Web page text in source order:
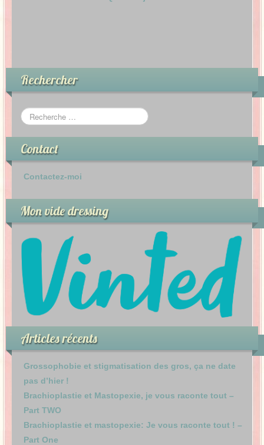
Rechercher
Contact
Contactez-moi
Mon vide dressing
Articles récents
Grossophobie et stigmatisation des gros, ça ne date
pas d’hier !
Brachioplastie et Mastopexie, je vous raconte tout –
Part TWO
Brachioplastie et mastopexie: Je vous raconte tout ! –
Part One